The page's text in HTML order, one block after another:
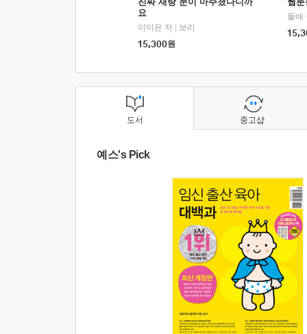
요
이이은 저
보리
15,300원
돌배
도서
예스's Pick
중고샵